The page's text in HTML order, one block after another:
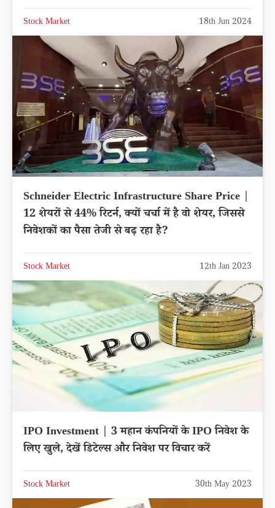
Stock Market 18th Jun 2024
Schneider Electric Infrastructure Share Price |
12 शेयरों से 44% रिटर्न, क्यों चर्चा में है वो शेयर, जिससे
निवेशकों का पैसा तेजी से बढ़ रहा है?
Stock Market 12th Jan 2023
IPO Investment | 3 महान कंपनियों के IPO निवेश के
लिए खुले, देखें डिटेल्स और निवेश पर विचार करें
Stock Market 30th May 2023